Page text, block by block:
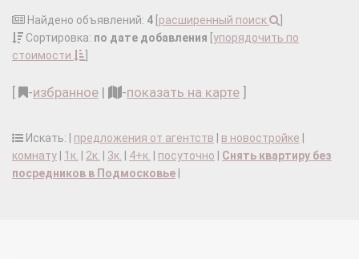
Найдено объявлений: 4 расширенный поиск
Сортировка: по дате добавления упорядочить по
стоимости
-избранное | -показать на карте
Искать: | предложения от агентств в новостройке
комнату
1к. 2к. 3к. 4+к. посуточно
Снять квартиру без
посредников в Подмосковье